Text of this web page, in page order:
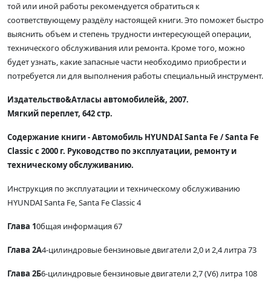
той или иной работы рекомендуется обратиться к
соответствующему раздёлу настоящей книги. Это поможет быстро
выяснить объем и степень трудности интересующей операции,
технического обслуживания или ремонта. Кроме того, можно
будет узнать, какие запасные части необходимо приобрести и
потребуется ли для выполнения работы специальный инструмент.
Издательство&Атласы автомобилей&, 2007.
Мягкий переплет, 642 стр.
Содержание книги - Автомобиль HYUNDAI Santa Fe / Santa Fe
Classic с 2000 г. Руководство по эксплуатации, ремонту и
техническому обслуживанию.
Инструкция по эксплуатации и техническому обслуживанию
HYUNDAI Santa Fe, Santa Fe Classic 4
Глава 10бщая информация 67
Глава 2А4-цилиндровые бензиновые двигатели 2,0 и 2,4 литра 73
Глава 2Б6-цилиндровые бензиновые двигатели 2,7 (V6) литра 108